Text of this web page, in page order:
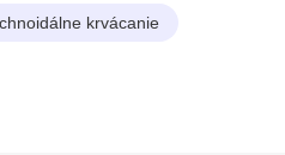
krvácanie